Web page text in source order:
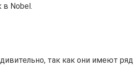
в Nobel.
так как они имеют ряд